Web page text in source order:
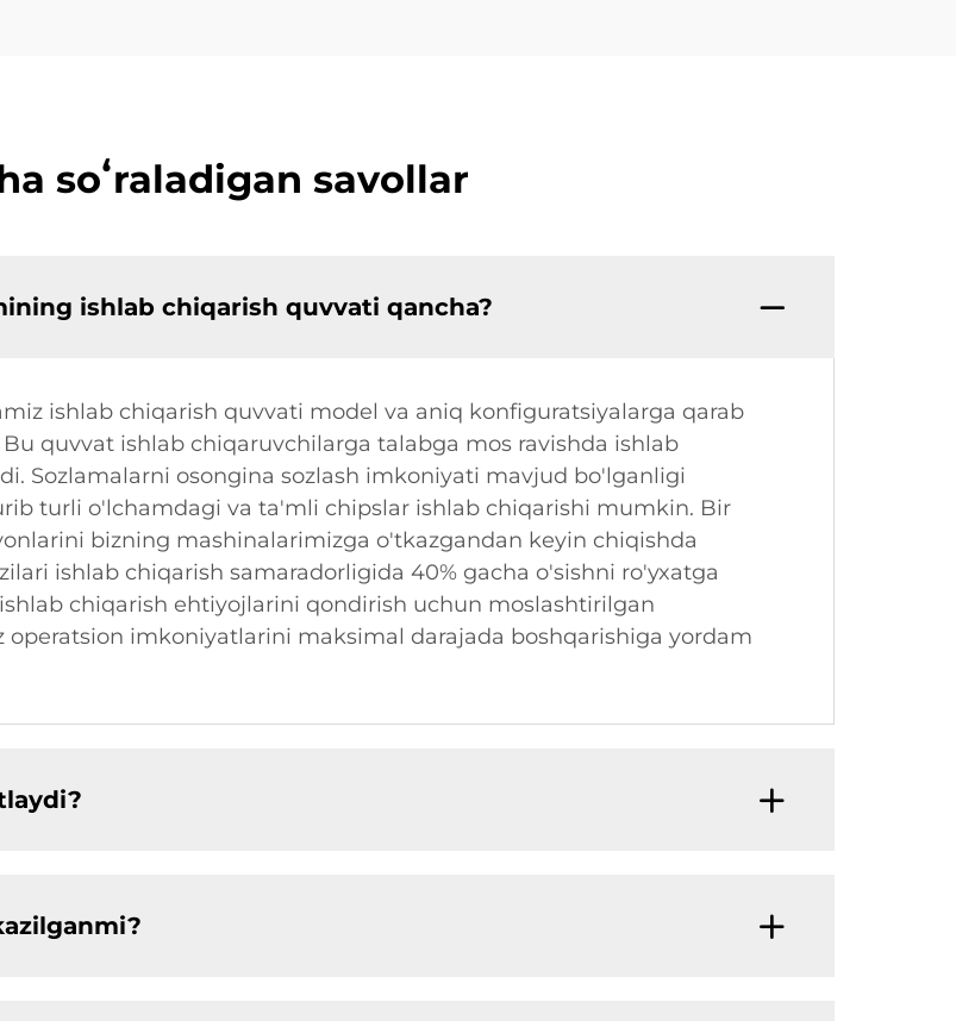
soʻraladigan savollar
ishlab chiqarish quvvati qancha?
ishlab chiqarish quvvati model va aniq konfiguratsiyalarga qarab
quvvat ishlab chiqaruvchilarga talabga mos ravishda ishlab
Sozlamalarni osongina sozlash imkoniyati mavjud bo'lganligi
turli o'lchamdagi va ta'mli chipslar ishlab chiqarishi mumkin. Bir
bizning mashinalarimizga o'tkazgandan keyin chiqishda
ishlab chiqarish samaradorligida 40% gacha o'sishni ro'yxatga
chiqarish ehtiyojlarini qondirish uchun moslashtirilgan
imkoniyatlarini maksimal darajada boshqarishiga yordam